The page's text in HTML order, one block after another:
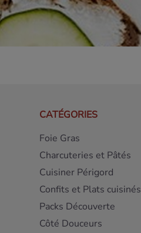
CATÉGORIES
Foie Gras
Charcuteries et Pâtés
Cuisiner Périgord
Confits et Plats cuisinés
Packs Découverte
Côté Douceurs